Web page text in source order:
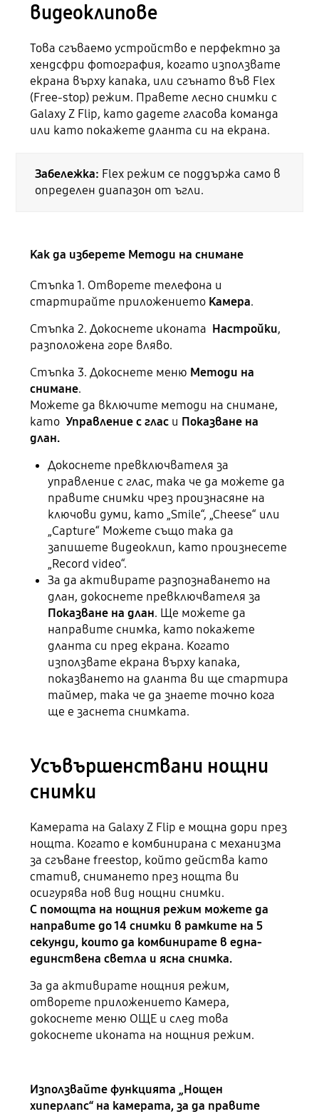
видеоклипове
Това сгъваемо устройство е перфектно за
хендсфри фотография, когато използвате
екрана върху капака, или сгънато във Flex
(Free-stop) режим. Правете лесно снимки с
Galaxy Z Flip, като дадете гласова команда
или като покажете дланта си на екрана.
Забележка: Flex режим се поддържа само в
определен диапазон от ъгли.
Как да изберете Методи на снимане
Стъпка 1. Отворете телефона и
стартирайте приложението Камера.
Стъпка 2. Докоснете иконата Настройки,
разположена горе вляво.
Стъпка 3. Докоснете меню Методи на
снимане.
Можете да включите методи на снимане,
катоУправление с глас и Показване на
длан.
Докоснете превключвателя за
управление с глас, така че да можете да
правите снимки чрез произнасяне на
ключови думи, като „Smile“, „Cheese“ или
„Capture“ Можете също така да
запишете видеоклип, като произнесете
„Record video“.
За да активирате разпознаването на
длан, докоснете превключвателя за
Показване на длан. Ще можете да
направите снимка, като покажете
дланта си пред екрана. Когато
използвате екрана върху капака,
показването на дланта ви ще стартира
таймер, така че да знаете точно кога
ще е заснета снимката.
Усъвършенствани нощни
снимки
Камерата на Galaxy Z Flip е мощна дори през
нощта. Когато е комбинирана с механизма
за сгъване freestop, който действа като
статив, снимането през нощта ви
осигурява нов вид нощни снимки.
С помощта на нощния режим можете да
направите до 14 снимки в рамките на 5
секунди, които да комбинирате в една-
единствена светла и ясна снимка.
За да активирате нощния режим,
отворете приложението Камера,
докоснете меню ОЩЕ и след това
докоснете иконата на нощния режим.
Използвайте функцията „Нощен
хиперлапс“ на камерата, за да правите